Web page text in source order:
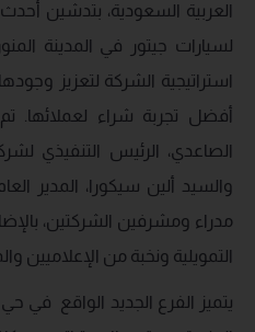
العربية السعودية، بتدشين
لسيارات جيتور في المدينة
استراتيجية الشركة لتعزيز
أفضل تجربة شراء لعملائها.
الصاعدي، الرئيس التنفيذي
والسيد ألين سيكورا، المدير
مدراء ومشرفين الشركتين،
التمويلية ونخبة من الإعلاميين
يتميز الفرع الجديد الواقع في